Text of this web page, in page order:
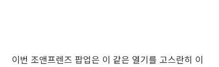
이번 조앤프렌즈 팝업은 이 같은 열기를 고스란히 이